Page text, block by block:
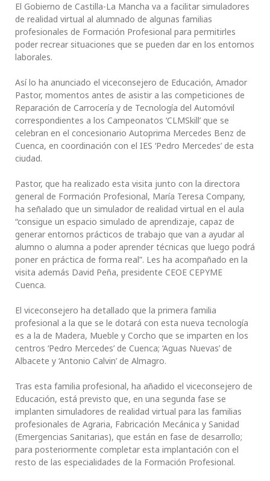
El Gobierno de Castilla-La Mancha va a facilitar simuladores
de realidad virtual al alumnado de algunas familias
profesionales de Formación Profesional para permitirles
poder recrear situaciones que se pueden dar en los entornos
laborales.
Así lo ha anunciado el viceconsejero de Educación, Amador
Pastor, momentos antes de asistir a las competiciones de
Reparación de Carrocería y de Tecnología del Automóvil
correspondientes a los Campeonatos ‘CLMSkill’ que se
celebran en el concesionario Autoprima Mercedes Benz de
Cuenca, en coordinación con el IES ‘Pedro Mercedes’ de esta
ciudad.
Pastor, que ha realizado esta visita junto con la directora
general de Formación Profesional, María Teresa Company,
ha señalado que un simulador de realidad virtual en el aula
“consigue un espacio simulado de aprendizaje, capaz de
generar entornos prácticos de trabajo que van a ayudar al
alumno o alumna a poder aprender técnicas que luego podrá
poner en práctica de forma real”. Les ha acompañado en la
visita además David Peña, presidente CEOE CEPYME
Cuenca.
El viceconsejero ha detallado que la primera familia
profesional a la que se le dotará con esta nueva tecnología
es a la de Madera, Mueble y Corcho que se imparten en los
centros ‘Pedro Mercedes’ de Cuenca; ‘Aguas Nuevas’ de
Albacete y ‘Antonio Calvin’ de Almagro.
Tras esta familia profesional, ha añadido el viceconsejero de
Educación, está previsto que, en una segunda fase se
implanten simuladores de realidad virtual para las familias
profesionales de Agraria, Fabricación Mecánica y Sanidad
(Emergencias Sanitarias), que están en fase de desarrollo;
para posteriormente completar esta implantación con el
resto de las especialidades de la Formación Profesional.